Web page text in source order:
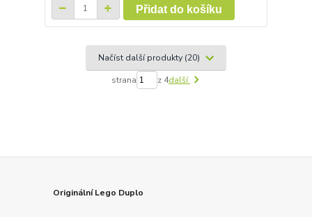
Přidat do košíku
Načíst další produkty (20)
strana z 4další
Originální Lego Duplo